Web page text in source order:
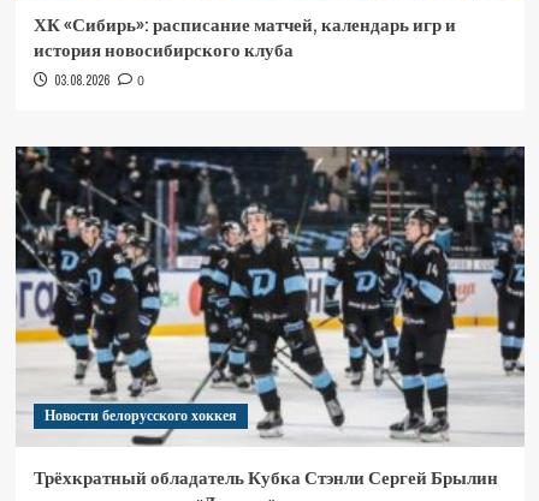
ХК «Сибирь»: расписание матчей, календарь игр и
история новосибирского клуба
03.08.2026 0
Новости белорусского хоккея
Трёхкратный обладатель Кубка Стэнли Сергей Брылин